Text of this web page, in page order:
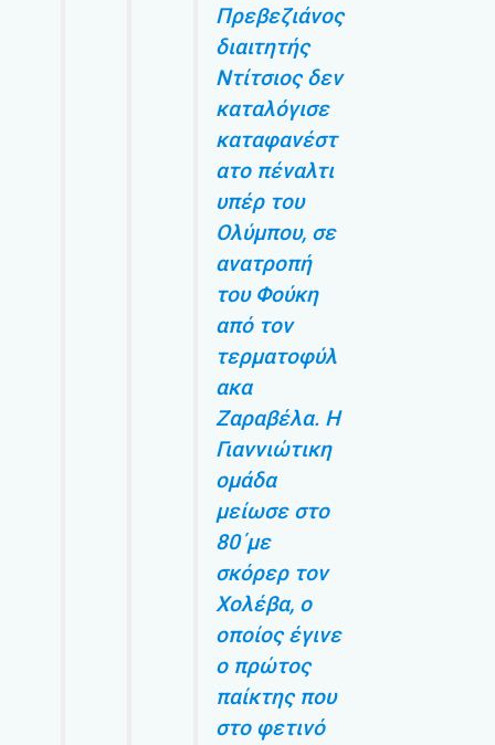
Πρεβεζιάνος
διαιτητής
Ντίτσιος δεν
καταλόγισε
καταφανέστ
ατο πέναλτι
υπέρ του
Ολύμπου, σε
ανατροπή
του Φούκη
από τον
τερματοφύλ
ακα
Ζαραβέλα. Η
Γιαννιώτικη
ομάδα
μείωσε στο
80΄με
σκόρερ τον
Χολέβα, ο
οποίος έγινε
ο πρώτος
παίκτης που
στο φετινό